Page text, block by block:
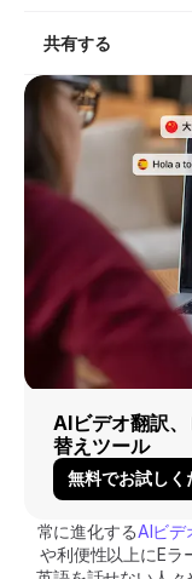
共有する
AIビデオ翻訳
替えツール
無料でお試しく
常に進化するAIビデ
や利便性以上にEラ